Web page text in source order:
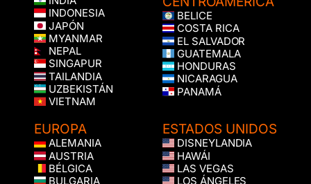
INDONESIA
JAPÓN
MYANMAR
NEPAL
SINGAPUR
TAILANDIA
UZBEKISTÁN
VIETNAM
BELICE
COSTA RICA
EL SALVADOR
GUATEMALA
HONDURAS
NICARAGUA
PANAMÁ
EUROPA
ALEMANIA
AUSTRIA
BÉLGICA
BULGARIA
ESTADOS UNIDOS
DISNEYLANDIA
HAWÁI
LAS VEGAS
LOS ÁNGELES